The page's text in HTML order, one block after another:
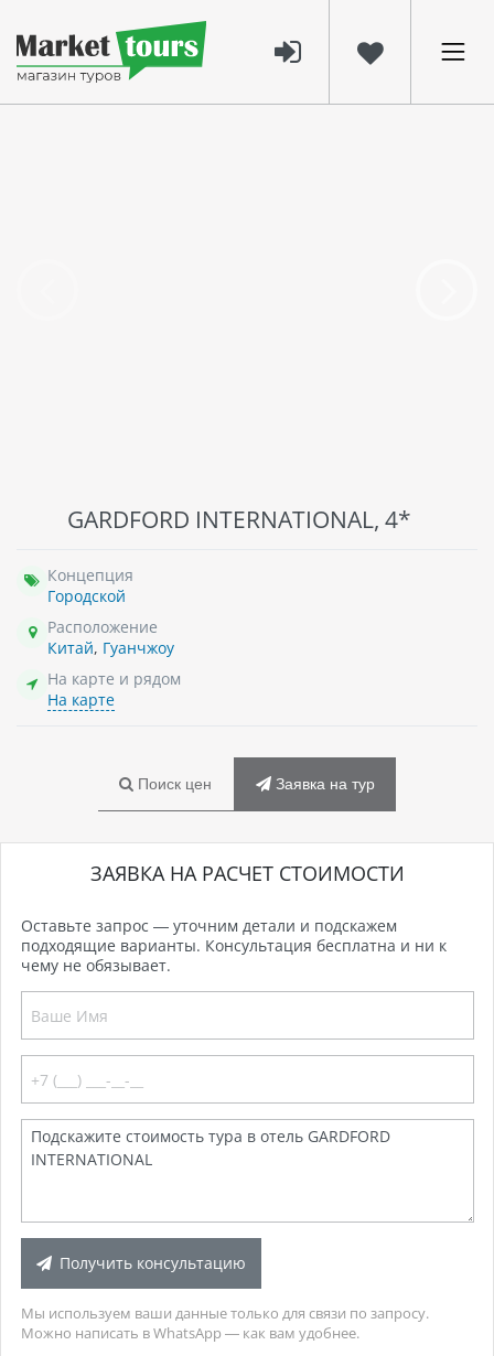
GARDFORD INTERNATIONAL, 4*
Концепция
Городской
Расположение
Китай, Гуанчжоу
На карте и рядом
На карте
Поиск цен Заявка на тур
ЗАЯВКА НА РАСЧЕТ СТОИМОСТИ
Оставьте запрос — уточним детали и подскажем
подходящие варианты. Консультация бесплатна и ни к
чему не обязывает.
Получить консультацию
Мы используем ваши данные только для связи по запросу.
Можно написать в WhatsApp — как вам удобнее.